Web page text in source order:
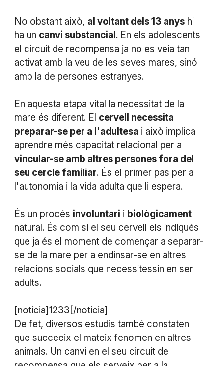
No obstant això, al voltant dels 13 anyshi
ha un canvi substancial . En els adolescents
el circuit de recompensa ja no es veia tan
activat amb la veu de les seves mares, sinó
amb la de persones estranyes.
En aquesta etapa vital la necessitat de la
mare és diferent. El cervell necessita
preparar-se per a l'adultesa i això implica
aprendre més capacitat relacional per a
vincular-se amb altres persones fora del
seu cercle familiar. És el primer pas per a
l'autonomia i la vida adulta que li espera.
És un procés involuntari i biològicament
natural. És com si el seu cervell els indiqués
que ja és el moment de començar a separar-
se de la mare per a endinsar-se en altres
relacions socials que necessitessin en ser
adults.
[noticia]1233[/noticia]
De fet, diversos estudis també constaten
que succeeix el mateix fenomen en altres
animals. Un canvi en el seu circuit de